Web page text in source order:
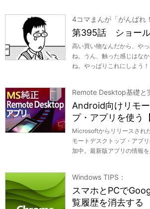
4コマまんが「がんばれ
第395話 ショー
高い買い物なんだから、や
ね。うん、触った感じはな
ね。やっぱりこれにしよう！
Remote Desktop基礎と
Android向けリモ
プ・アプリを使う
Microsoftからリリースされ
モートデスクトップ・アプ
加中。最新版アプリの情報
Windows TIPS
スマホとPCで
覧履歴を消去する